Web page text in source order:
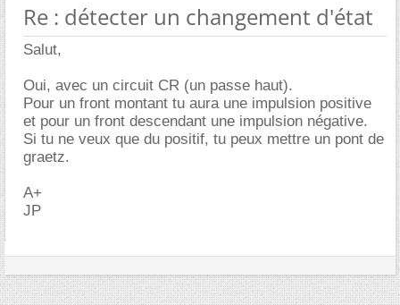
Re : détecter un changement d'état
Salut,
Oui, avec un circuit CR (un passe haut).
Pour un front montant tu aura une impulsion positive
et pour un front descendant une impulsion négative.
Si tu ne veux que du positif, tu peux mettre un pont de
graetz.
A+
JP